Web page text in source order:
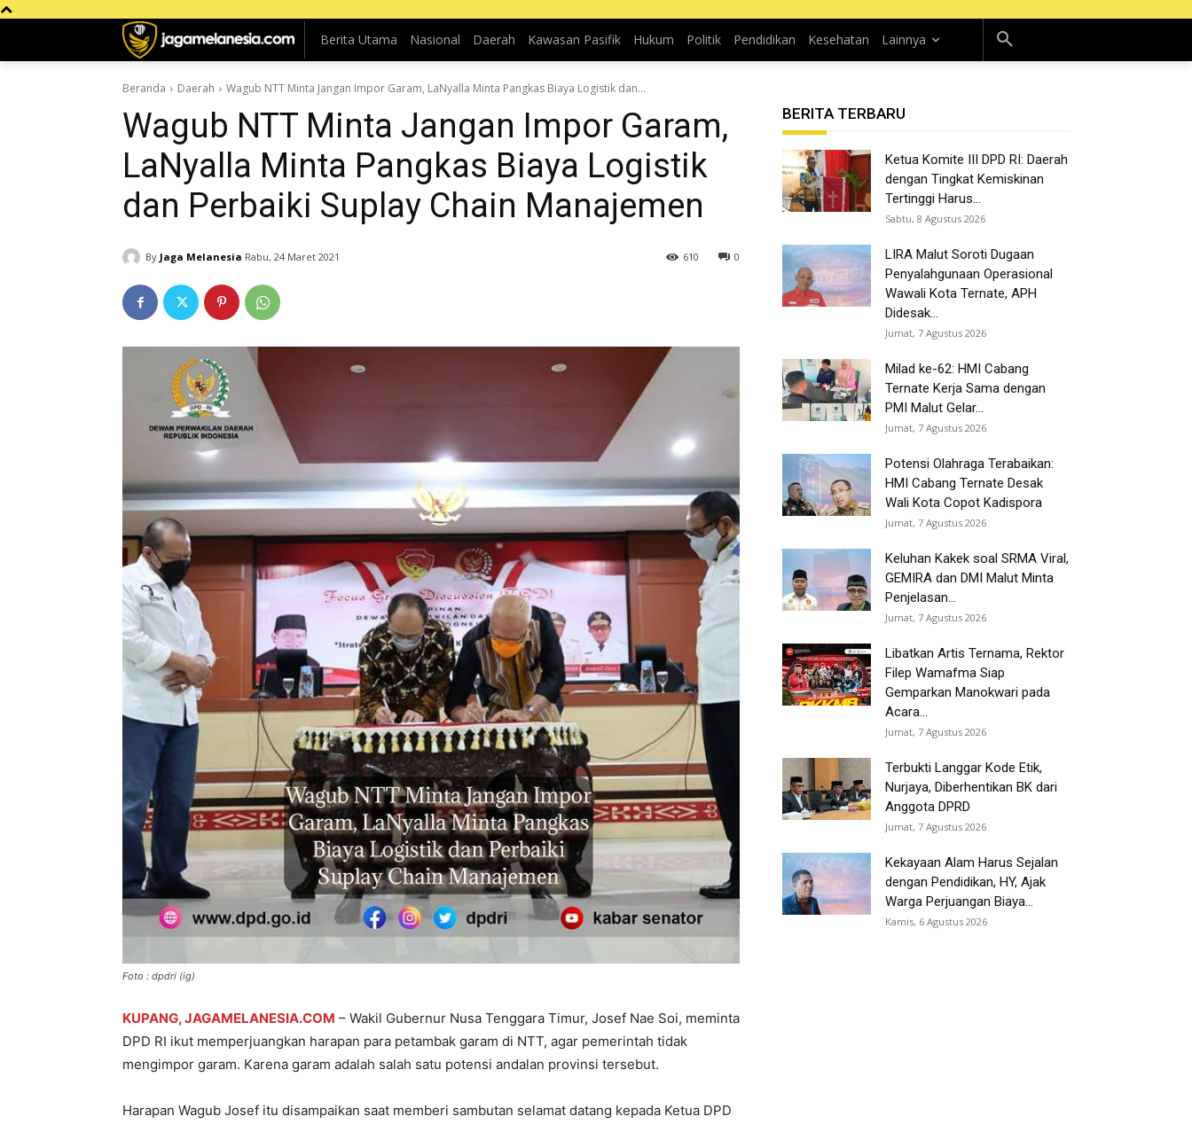
Berita Utama Nasional Daerah Kawasan Pasifik Hukum Politik Pendidikan Kesehatan Lainnya
Beranda Daerah Wagub NTT Minta Jangan Impor Garam, LaNyalla Minta Pangkas Biaya Logistik dan...
Wagub NTT Minta Jangan Impor Garam,
LaNyalla Minta Pangkas Biaya Logistik
dan Perbaiki Suplay Chain Manajemen
By Jaga Melanesia Rabu, 24 Maret 2021 0
610
Foto : dpdri (ig)
KUPANG, JAGAMELANESIA.COM – Wakil Gubernur Nusa Tenggara Timur, Josef Nae Soi, meminta
DPD RI ikut memperjuangkan harapan para petambak garam di NTT, agar pemerintah tidak
mengimpor garam. Karena garam adalah salah satu potensi andalan provinsi tersebut.
Harapan Wagub Josef itu disampaikan saat memberi sambutan selamat datang kepada Ketua DPD
BERITA TERBARU
Ketua Komite III DPD RI: Daerah
dengan Tingkat Kemiskinan
Tertinggi Harus...
Sabtu, 8 Agustus 2026
LIRA Malut Soroti Dugaan
Penyalahgunaan Operasional
Wawali Kota Ternate, APH
Didesak...
Jumat, 7 Agustus 2026
Milad ke-62: HMI Cabang
Ternate Kerja Sama dengan
PMI Malut Gelar...
Jumat, 7 Agustus 2026
Potensi Olahraga Terabaikan:
HMI Cabang Ternate Desak
Wali Kota Copot Kadispora
Jumat, 7 Agustus 2026
Keluhan Kakek soal SRMA Viral,
GEMIRA dan DMI Malut Minta
Penjelasan...
Jumat, 7 Agustus 2026
Libatkan Artis Ternama, Rektor
Filep Wamafma Siap
Gemparkan Manokwari pada
Acara...
Jumat, 7 Agustus 2026
Terbukti Langgar Kode Etik,
Nurjaya, Diberhentikan BK dari
Anggota DPRD
Jumat, 7 Agustus 2026
Kekayaan Alam Harus Sejalan
dengan Pendidikan, HY, Ajak
Warga Perjuangan Biaya...
Kamis, 6 Agustus 2026